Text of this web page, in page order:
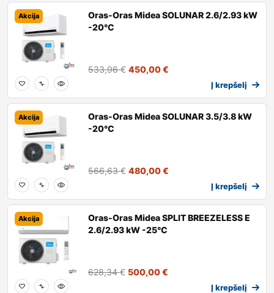
Akcija
Oras-Oras Midea SOLUNAR 2.6/2.93 kW
-20°C
533,96€ 450,00€
Į krepšelį
Akcija
Oras-Oras Midea SOLUNAR 3.5/3.8 kW
-20°C
566,63€ 480,00€
Į krepšelį
Akcija
Oras-Oras Midea SPLIT BREEZELESS E
2.6/2.93 kW -25°C
628,34€ 500,00€
Į krepšelį